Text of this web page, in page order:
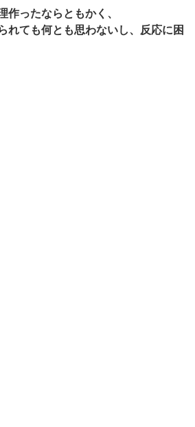
作ったならともかく、
れても何とも思わないし、反応に困